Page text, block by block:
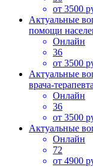
от 3500
Актуальные
помощи
Онлайн
36
от 3500
Актуальные
врача-
Онлайн
36
от 3500
Актуальные
Онлайн
72
от 4900